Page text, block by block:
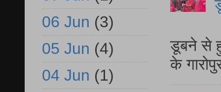
डूबने से
के
06 Jun (3)
05 Jun (4)
04 Jun (1)